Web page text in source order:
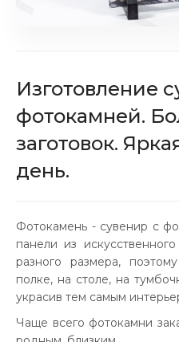
Изготовление
фотокамней.
заготовок.
день.
Фотокамень - сувенир с
панели из
разного размера,
полке, на столе, на
украсив тем самым
Чаще всего фотокамни